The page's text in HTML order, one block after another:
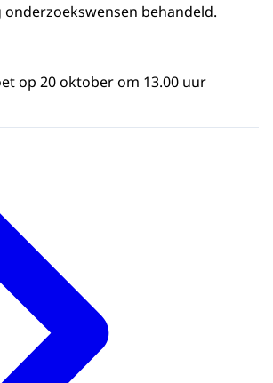
behandeld.
op 20 oktober om 13.00 uur